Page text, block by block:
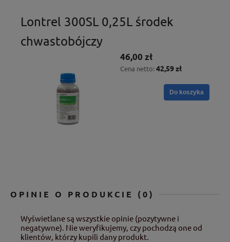
Lontrel 300SL 0,25L środek
chwastobójczy
46,00 zł
Cena netto: 42,59 zł
Do koszyka
OPINIE O PRODUKCIE (0)
Wyświetlane są wszystkie opinie (pozytywne i
negatywne). Nie weryfikujemy, czy pochodzą one od
klientów, którzy kupili dany produkt.